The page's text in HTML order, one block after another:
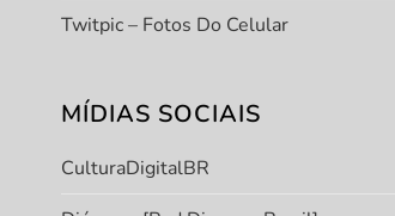
Twitpic – Fotos Do Celular
MÍDIAS SOCIAIS
CulturaDigitalBR